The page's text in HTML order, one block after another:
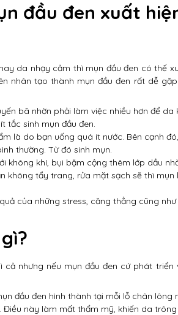
đầu đen xuất
da nhạy cảm thì mụn đầu đen có thế
nhân tạo thành mụn đầu đen rất dễ
bã nhờn phải làm việc nhiều hơn để da
tắc sinh mụn đầu đen.
là do bạn uống quá ít nước. Bên cạnh
thường. Từ đó sinh mụn.
không khí, bụi bặm cộng thêm lớp dầu
không tẩy trang, rửa mặt sạch sẽ thì mụn
của những stress, căng thẳng cũng như
nhưng nếu mụn đầu đen cứ phát triển
đầu đen hình thành tại mỗi lỗ chân lông
này làm mất thẩm mỹ, khiến da